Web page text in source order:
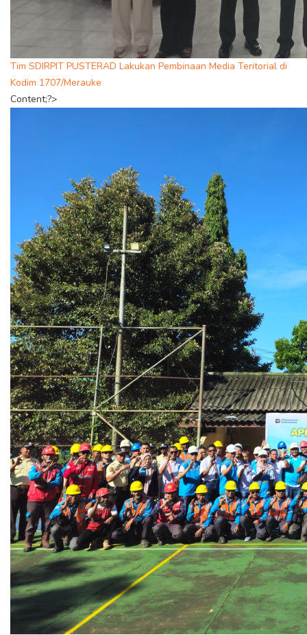
Tim SDIRPIT PUSTERAD Lakukan Pembinaan Media Teritorial di
Kodim 1707/Merauke
Content;?>